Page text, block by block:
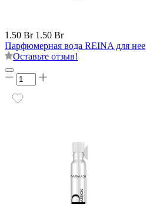
1.50 Br 1.50 Br
Парфюмерная вода REINA для нее
Оставьте отзыв!